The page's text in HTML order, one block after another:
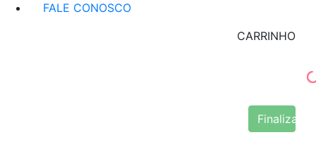
FALE CONOSCO
CARRINHO
Finalizar